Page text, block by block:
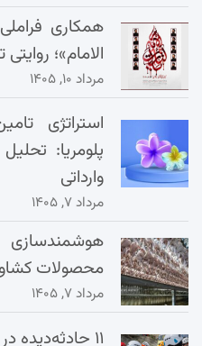
همکاری
الامام»؛
مرداد ۱۰, ۱۴۰۵
استراتژی
پلومریا:
وارداتی
مرداد ۷, ۱۴۰۵
محصولات
مرداد ۷, ۱۴۰۵
۱۱ حادثه‌دیده در اصفهان امدادرسانی شدند